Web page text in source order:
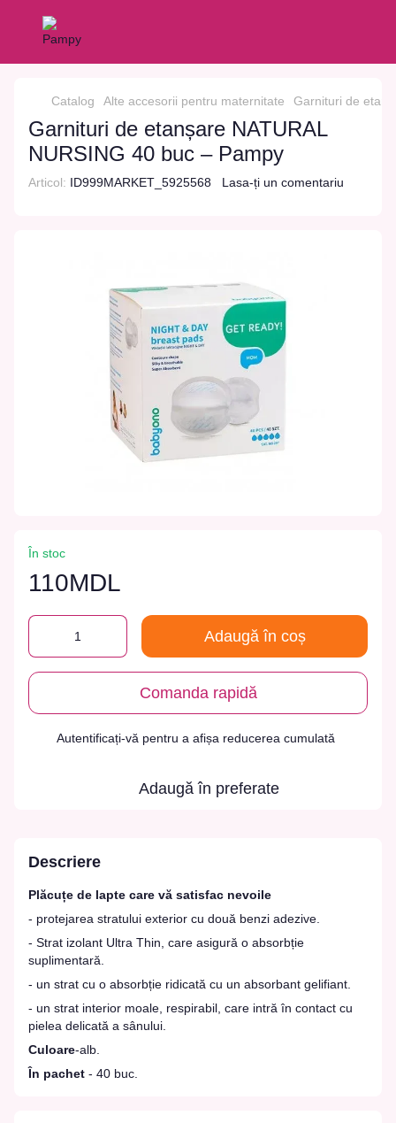
Catalog Alte accesorii pentru maternitate Garnituri de
Garnituri de etanșare NATURAL
NURSING 40 buc – Pampy
Articol: ID999MARKET_5925568 Lasa-ți un comentariu
În stoc
110MDL
Adaugă în coș
Comanda rapidă
Autentificați-vă pentru a afișa reducerea cumulată
Adaugă în preferate
Descriere
Plăcuțe de lapte care vă satisfac nevoile
- protejarea stratului exterior cu două benzi adezive.
- Strat izolant Ultra Thin, care asigură o absorbție
suplimentară.
- un strat cu o absorbție ridicată cu un absorbant gelifiant.
- un strat interior moale, respirabil, care intră în contact cu
pielea delicată a sânului.
Culoare-alb.
În pachet - 40 buc.